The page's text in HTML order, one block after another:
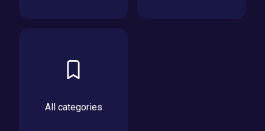
All categories